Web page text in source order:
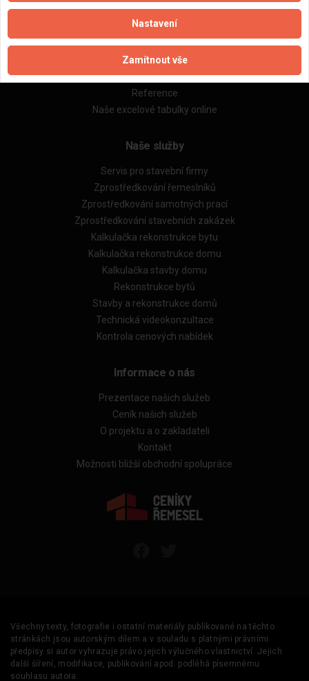
Naše firmy a řemeslníci
Zpracování a ochrana osobních údajů
Zásady pro používání souborů cookie
Obchodní podmínky (zprostředkování)
Obchodní podmínky (rozpočtování)
Reference
Naše excelové tabulky online
Naše služby
Servis pro stavební firmy
Zprostředkování řemeslníků
Zprostředkování samotných prací
Zprostředkování stavebních zakázek
Kalkulačka rekonstrukce bytu
Kalkulačka rekonstrukce domu
Kalkulačka stavby domu
Rekonstrukce bytů
Stavby a rekonstrukce domů
Technická videokonzultace
Kontrola cenových nabídek
Informace o nás
Prezentace našich služeb
Ceník našich služeb
O projektu a o zakladateli
Kontakt
Možnosti bližší obchodní spolupráce
Všechny texty, fotografie i ostatní materiály publikované na těchto
stránkách jsou autorským dílem a v souladu s platnými právními
předpisy si autor vyhrazuje právo jejich výlučného vlastnictví. Jejich
další šíření, modifikace, publikování apod. podléhá písemnému
souhlasu autora.
Nastavení
Zamítnout vše